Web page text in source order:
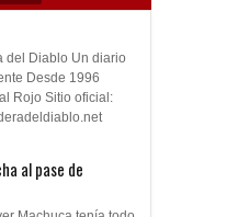
del Diablo Un diario
Desde 1996
Rojo Sitio oficial:
al pase de